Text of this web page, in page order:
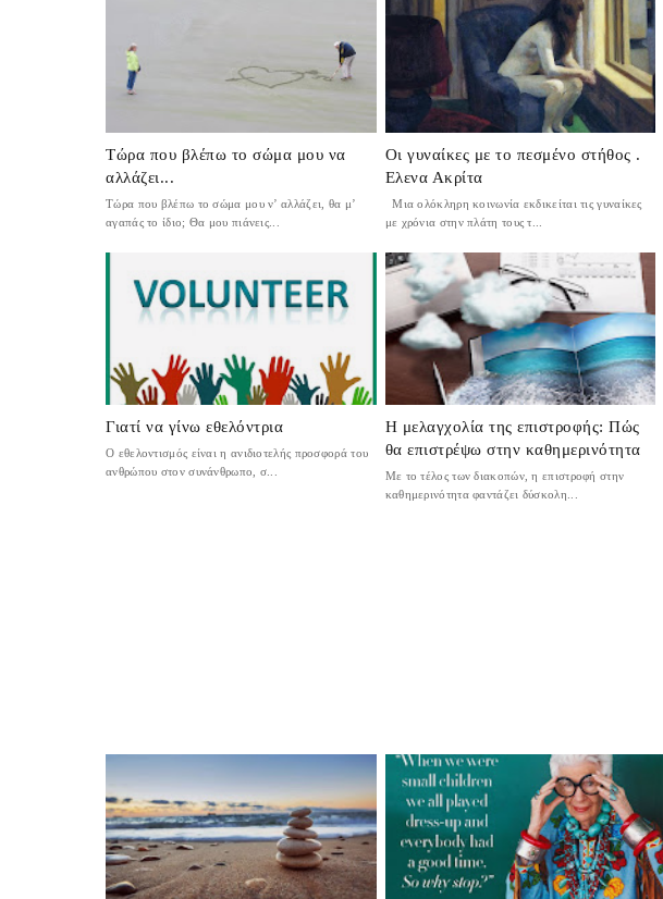
Τώρα που βλέπω το σώμα μου να
αλλάζει...
Τώρα που βλέπω το σώμα μου ν’ αλλάζει, θα μ’
αγαπάς το ίδιο; Θα μου πιάνεις...
Οι γυναίκες με το πεσμένο στήθος .
Ελενα Ακρίτα
Μια ολόκληρη κοινωνία εκδικείται τις γυναίκες
με χρόνια στην πλάτη τους τ...
Γιατί να γίνω εθελόντρια
Ο εθελοντισμός είναι η ανιδιοτελής προσφορά του
ανθρώπου στον συνάνθρωπο, σ...
Η μελαγχολία της επιστροφής: Πώς
θα επιστρέψω στην καθημερινότητα
Με το τέλος των διακοπών, η επιστροφή στην
καθημερινότητα φαντάζει δύσκολη...